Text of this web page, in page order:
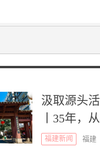
汲取源头
丨35年，
福建新闻 福建